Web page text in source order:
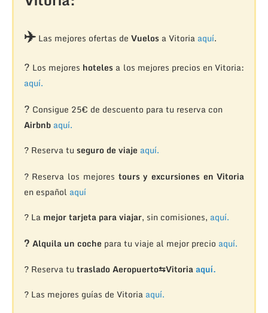
✈️Las mejores ofertas de Vuelosa Vitoria aquí.
? Los mejores hoteles a los mejores precios en Vitoria:
aquí.
? Consigue 25€ de descuento para tu reserva con
Airbnb aquí.
? Reserva tu seguro de viaje aquí.
? Reserva los mejores tours y excursiones en Vitoria
en español aquí
? La mejor tarjeta para viajar, sin comisiones, aquí.
? Alquila un coche para tu viaje al mejor precio aquí.
? Reserva tu traslado Aeropuerto⇆Vitoriaaquí.
? Las mejores guías de Vitoria aquí.